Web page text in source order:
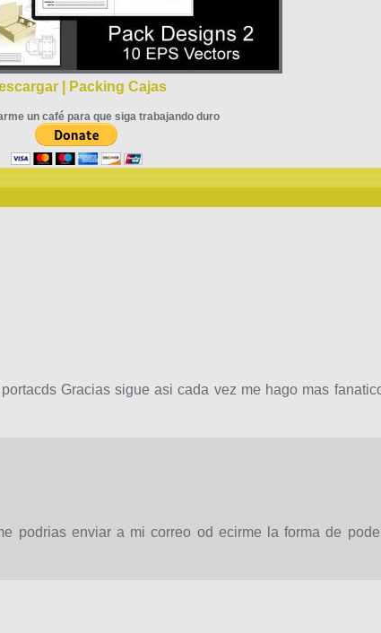
| Packing Cajas
un café para que siga trabajando duro
Gracias sigue asi cada vez me hago mas
podrias enviar a mi correo od ecirme la forma de